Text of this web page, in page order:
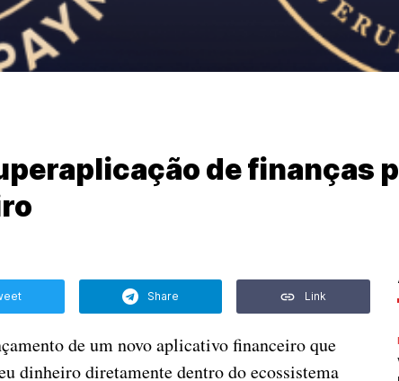
de finanças
Share Link
de um novo aplicativo financeiro que
dinheiro diretamente dentro do ecossistema